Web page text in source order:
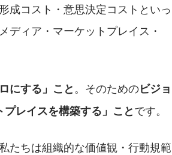
成コスト・意思決定コストといっ
ディア・マーケットプレイス・
にする」こと。そのためのビジョ
レイスを構築する」ことです。
たちは組織的な価値観・行動規範